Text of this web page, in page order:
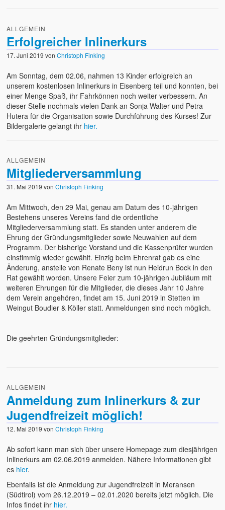
ALLGEMEIN
Erfolgreicher Inlinerkurs
17. Juni 2019 vonChristoph Finking
Am Sonntag, dem 02.06, nahmen 13 Kinder erfolgreich an
unserem kostenlosen Inlinerkurs in Eisenberg teil und konnten, bei
einer Menge Spaß, ihr Fahrkönnen noch weiter verbessern. An
dieser Stelle nochmals vielen Dank an Sonja Walter und Petra
Hutera für die Organisation sowie Durchführung des Kurses! Zur
Bildergalerie gelangt ihr hier.
ALLGEMEIN
Mitgliederversammlung
31. Mai 2019 vonChristoph Finking
Am Mittwoch, den 29 Mai, genau am Datum des 10-jährigen
Bestehens unseres Vereins fand die ordentliche
Mitgliederversammlung statt. Es standen unter anderem die
Ehrung der Gründungsmitglieder sowie Neuwahlen auf dem
Programm. Der bisherige Vorstand und die Kassenprüfer wurden
einstimmig wieder gewählt. Einzig beim Ehrenrat gab es eine
Änderung, anstelle von Renate Beny ist nun Heidrun Bock in den
Rat gewählt worden. Unsere Feier zum 10-jährigen Jubiläum mit
weiteren Ehrungen für die Mitglieder, die dieses Jahr 10 Jahre
dem Verein angehören, findet am 15. Juni 2019 in Stetten im
Weingut Boudier & Köller statt. Anmeldungen sind noch möglich.
Die geehrten Gründungsmitglieder:
ALLGEMEIN
Anmeldung zum Inlinerkurs & zur
Jugendfreizeit möglich!
12. Mai 2019 vonChristoph Finking
Ab sofort kann man sich über unsere Homepage zum diesjährigen
Inlinerkurs am 02.06.2019 anmelden. Nähere Informationen gibt
es hier.
Ebenfalls ist die Anmeldung zur Jugendfreizeit in Meransen
(Südtirol) vom 26.12.2019 – 02.01.2020 bereits jetzt möglich. Die
Infos findet ihr hier.